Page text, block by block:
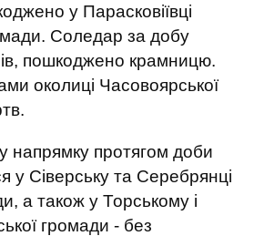
у Парасковіївці
Соледар за добу
пошкоджено крамницю.
околиці Часовоярської
напрямку протягом доби
у Сіверську та Серебрянці
а також у Торському і
громади - без